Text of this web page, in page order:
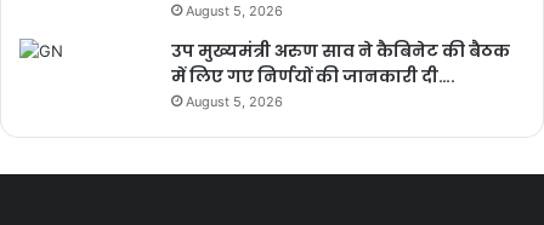
August 5, 2026
उप मुख्यमंत्री अरुण साव ने कैबिनेट की बैठक
में लिए गए निर्णयों की जानकारी दी….
August 5, 2026